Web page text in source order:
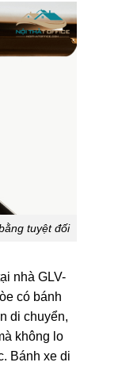
tuyệt đối
nhà GLV-
có bánh
di chuyển,
không lo
Bánh xe di